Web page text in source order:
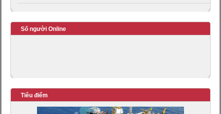
Số người Online
Tiêu điểm